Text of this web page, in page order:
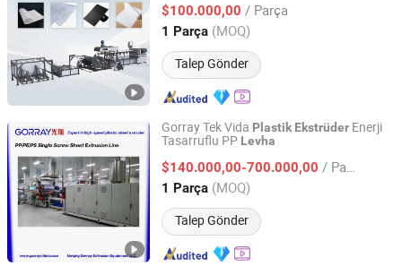
$100.000,00 / Parça
1 Parça (MOQ)
Talep Gönder
Zhejiang, China Fiyat 2006
Gorray Tek Vida Plastik Ekstrüder Enerji
Tasarruflu PP Levha
$140.000,00-700.000,00 / Parça
1 Parça (MOQ)
Talep Gönder
Nanjing Gorray Extrusion Equipment LLC
Jiangsu, China Fiyat 2018